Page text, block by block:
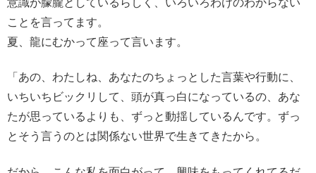
意識が朦朧としているらしく、いろいろわけのわからない
ことを言ってます。
夏、龍にむかって座って言います。
「あの、わたしね、あなたのちょっとした言葉や行動に、
いちいちビックリして、頭が真っ白になっているの、あな
たが思っているよりも、ずっと動揺しているんです。ずっ
とそう言うのとは関係ない世界で生きてきたから。